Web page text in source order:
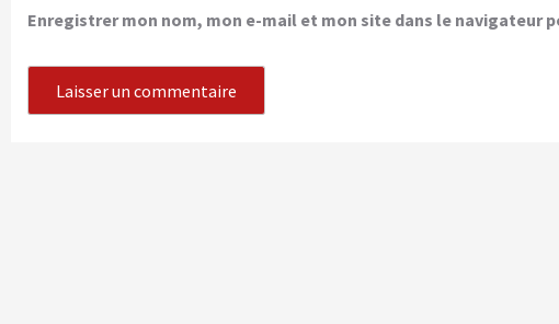
Enregistrer mon nom, mon e-mail et mon site dans le navigateur